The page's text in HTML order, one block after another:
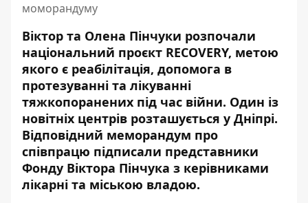
моморандуму
Віктор та Олена Пінчуки розпочали
національний проєкт RECOVERY, метою
якого є реабілітація, допомога в
протезуванні та лікуванні
тяжкопоранених під час війни. Один із
новітніх центрів розташується у Дніпрі.
Відповідний меморандум про
співпрацю підписали представники
Фонду Віктора Пінчука з керівниками
лікарні та міською владою.